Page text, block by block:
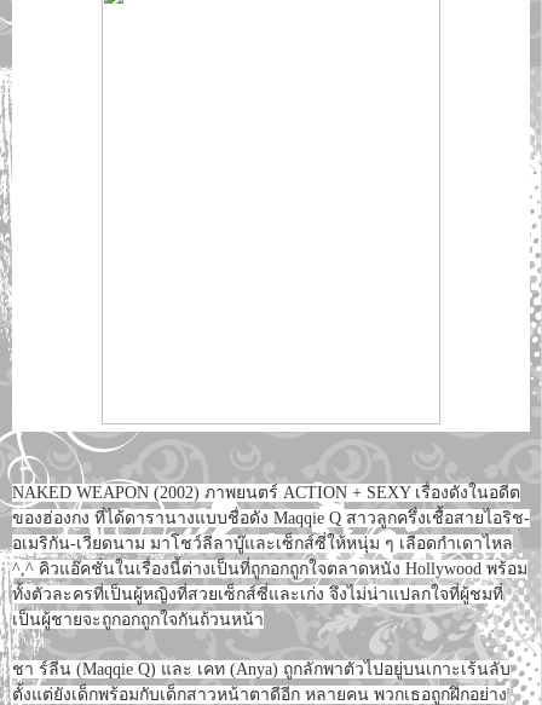
NAKED WEAPON (2002) ภาพยนตร์ ACTION + SEXY เรื่องดังในอดีต
ของฮ่องกง ที่ได้ดารานางแบบชื่อดัง Maqqie Q สาวลูกครึ่งเชื้อสายไอริช-
อเมริกัน-เวียดนาม มาโชว์ลีลาบู๊และเซ็กส์ซี่ให้หนุ่ม ๆ เลือดกำเดาไหล
^,^ คิวแอ๊คชั่นในเรื่องนี้ต่างเป็นที่ถูกอกถูกใจตลาดหนัง Hollywood พร้อม
ทั้งตัวละครที่เป็นผู้หญิงที่สวยเซ็กส์ซี่และเก่ง จึงไม่น่าแปลกใจที่ผู้ชมที่
เป็นผู้ชายจะถูกอกถูกใจกันถ้วนหน้า
ชา ร์ลีน (Maqqie Q) และ เคท (Anya) ถูกลักพาตัวไปอยู่บนเกาะเร้นลับ
ตั้งแต่ยังเด็กพร้อมกับเด็กสาวหน้าตาดีอีก หลายคน พวกเธอถูกฝึกอย่าง